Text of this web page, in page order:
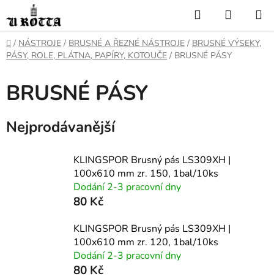
na
obsah
Hledat
KOŠÍK
DOMŮ
/ NÁSTROJE / BRUSNÉ A ŘEZNÉ NÁSTROJE / BRUSNÉ VÝSEKY,
PÁSY, ROLE, PLÁTNA, PAPÍRY, KOTOUČE / BRUSNÉ PÁSY
BRUSNÉ PÁSY
Nejprodávanější
KLINGSPOR Brusný pás LS309XH |
100x610 mm zr. 150, 1bal/10ks
Dodání 2-3 pracovní dny
80 Kč
KLINGSPOR Brusný pás LS309XH |
100x610 mm zr. 120, 1bal/10ks
Dodání 2-3 pracovní dny
80 Kč